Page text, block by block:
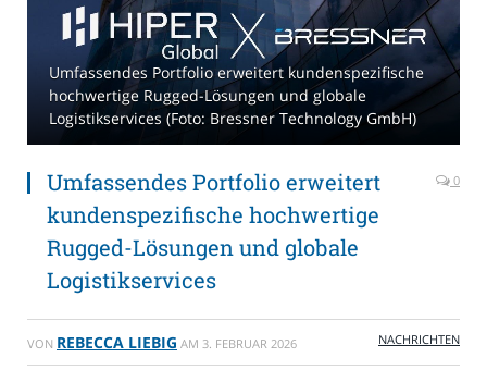
Umfassendes Portfolio erweitert kundenspezifische
hochwertige Rugged-Lösungen und globale
Logistikservices (Foto: Bressner Technology GmbH)
Umfassendes Portfolio erweitert
kundenspezifische hochwertige
Rugged-Lösungen und globale
Logistikservices
0
VON REBECCA LIEBIG AM 3. FEBRUAR 2026 NACHRICHTEN